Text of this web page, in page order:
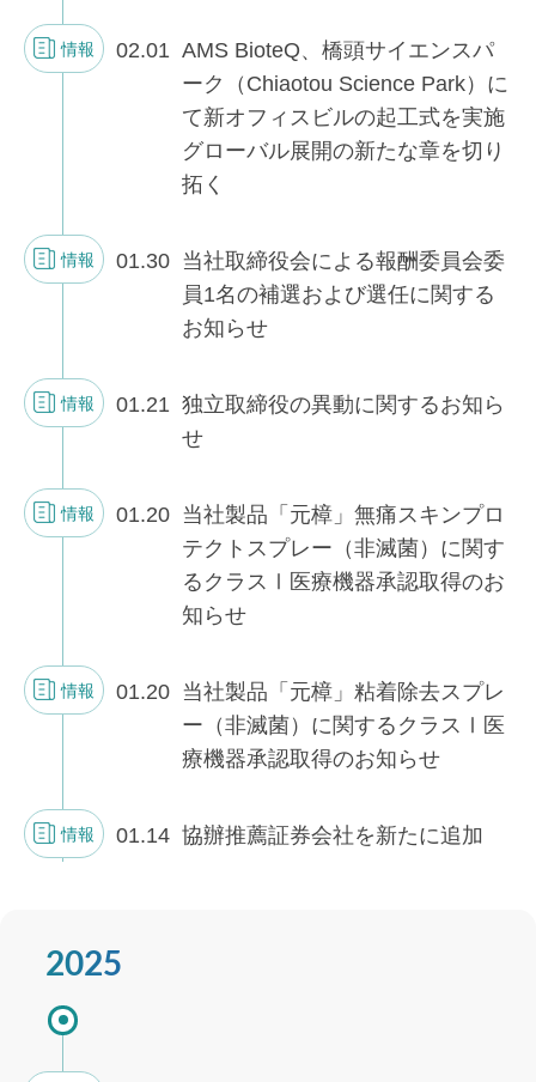
情報 02.01 AMS BioteQ、橋頭サイエンスパ
ーク（Chiaotou Science Park）に
て新オフィスビルの起工式を実施
グローバル展開の新たな章を切り
拓く
情報 01.30 当社取締役会による報酬委員会委
員1名の補選および選任に関する
お知らせ
情報 01.21 独立取締役の異動に関するお知ら
せ
情報 01.20 当社製品「元樟」無痛スキンプロ
テクトスプレー（非滅菌）に関す
るクラスⅠ医療機器承認取得のお
知らせ
情報 01.20 当社製品「元樟」粘着除去スプレ
ー（非滅菌）に関するクラスⅠ医
療機器承認取得のお知らせ
情報 01.14 協辦推薦証券会社を新たに追加
2025